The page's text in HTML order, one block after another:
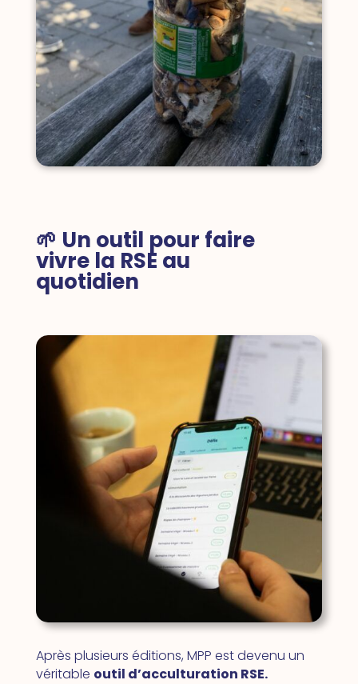
🌱 Un outil pour faire
vivre la RSE au
quotidien
Après plusieurs éditions, MPP est devenu un
véritable outil d’acculturation RSE.